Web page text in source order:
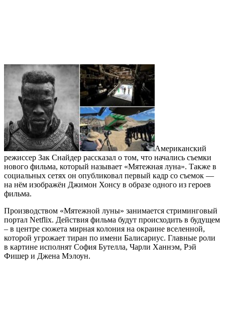
Американский
режиссер Зак Снайдер рассказал о том, что начались съемки
нового фильма, который называет «Мятежная луна». Также в
социальных сетях он опубликовал первый кадр со съемок —
на нём изображён Джимон Хонсу в образе одного из героев
фильма.
Производством «Мятежной луны» занимается стриминговый
портал Netflix. Действия фильма будут происходить в будущем
– в центре сюжета мирная колония на окраине вселенной,
которой угрожает тиран по имени Балисариус. Главные роли
в картине исполнят София Бутелла, Чарли Ханнэм, Рэй
Фишер и Джена Мэлоун.